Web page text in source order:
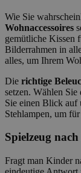
Wie Sie
Wohnaccessoires
gemütliche Kissen
Bilderrahmen in
alles, um Ihrem
Die richtige
setzen. Wählen Sie
Sie einen Blick auf
Stehlampen, um
Spielzeug
Fragt man Kinder